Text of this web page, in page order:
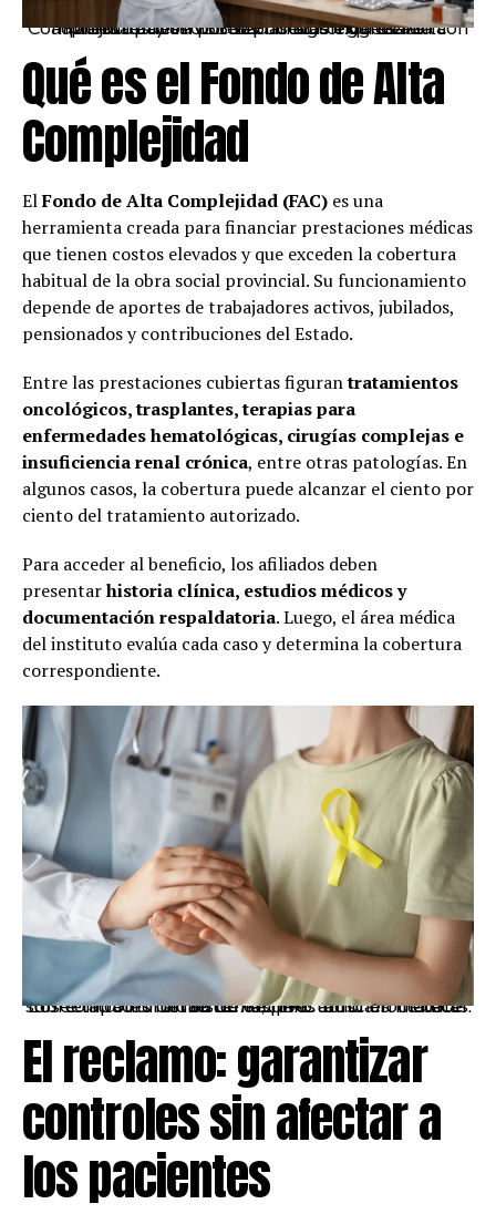
Pacientes y sectores políticos expresaron preocupación por las nuevas exigencias administrativas vinculadas al Fondo de Alta Complejidad del INSSSEP. Imagen generada con IA.
Qué es el Fondo de Alta
Complejidad
ElFondo de Alta Complejidad (FAC) es una
herramienta creada para financiar prestaciones médicas
que tienen costos elevados y que exceden la cobertura
habitual de la obra social provincial. Su funcionamiento
depende de aportes de trabajadores activos, jubilados,
pensionados y contribuciones del Estado.
Entre las prestaciones cubiertas figurantratamientos
oncológicos, trasplantes, terapias para
enfermedades hematológicas, cirugías complejas e
insuficiencia renal crónica, entre otras patologías. En
algunos casos, la cobertura puede alcanzar el ciento por
ciento del tratamiento autorizado.
Para acceder al beneficio, los afiliados deben
presentarhistoria clínica, estudios médicos y
documentación respaldatoria. Luego, el área médica
del instituto evalúa cada caso y determina la cobertura
correspondiente.
El reempadronamiento del FAC busca fortalecer los controles del sistema, pero abrió un debate sobre la continuidad de las prestaciones médicas. Foto: Archivo
El reclamo: garantizar
controles sin afectar a
los pacientes